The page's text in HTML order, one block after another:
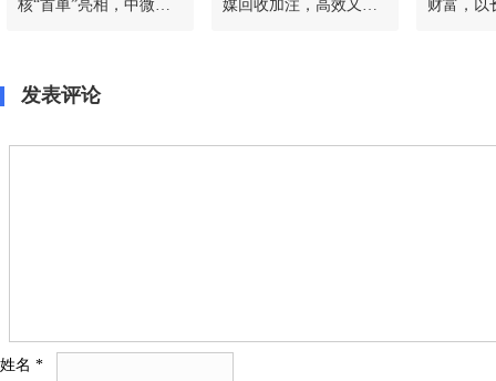
核“首单”亮相，中微公
媒回收加注，高效又省
财富，以
发表评论
姓名 *